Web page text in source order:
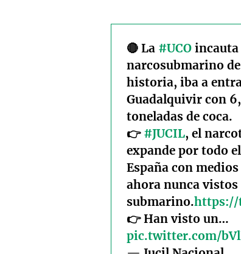
🔴 La #UCO incauta
narcosubmarino
historia, iba a
Guadalquivir con
toneladas de coca.
👉 #JUCIL, el
expande por todo
España con
ahora nunca vistos
submarino.https://
👉 Han visto un…
pic.twitter.com/